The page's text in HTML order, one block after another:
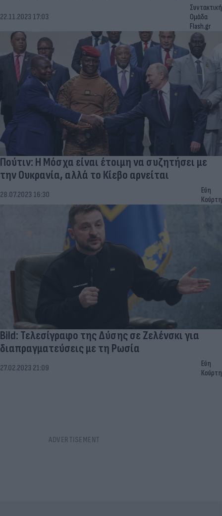
22.11.2023 17:03
Συντακτική
Ομάδα
Flash.gr
Πούτιν: Η Μόσχα είναι έτοιμη να συζητήσει με
την Ουκρανία, αλλά το Κίεβο αρνείται
28.07.2023 16:30
Εύη
Κούρτη
Bild: Τελεσίγραφο της Δύσης σε Ζελένσκι για
διαπραγματεύσεις με τη Ρωσία
27.02.2023 21:09
Εύη
Κούρτη